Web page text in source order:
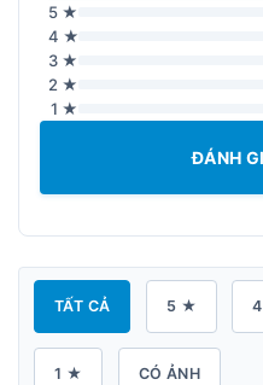
5 ★
4 ★
3 ★
2 ★
1 ★
ĐÁNH
TẤT CẢ 5 ★
1 ★ CÓ ẢNH